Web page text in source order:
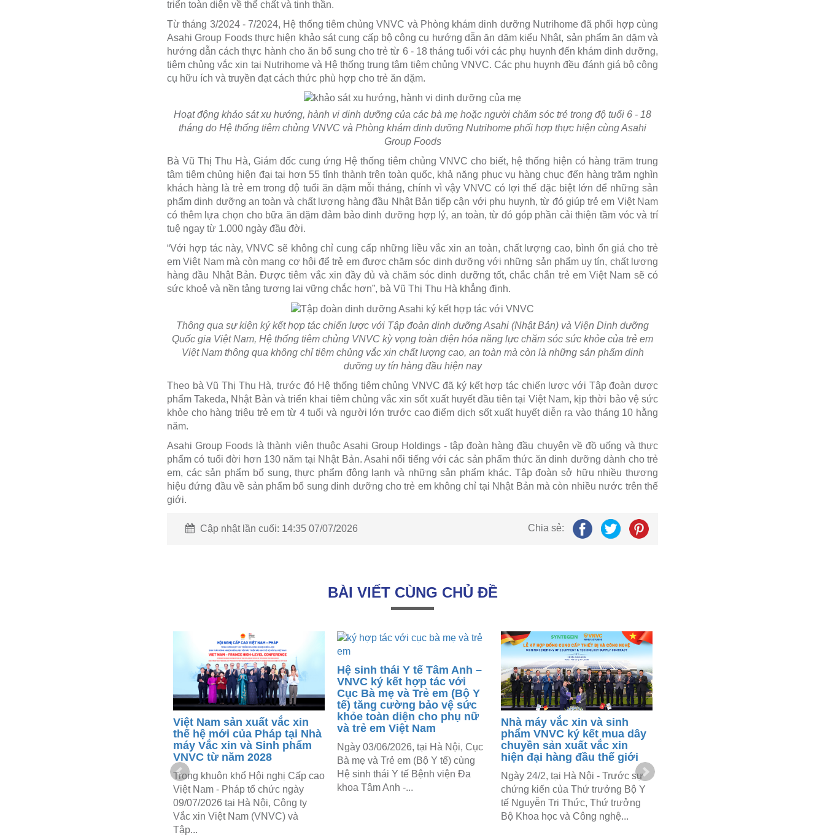
triển toàn diện về thể chất và tinh thần.
Từ tháng 3/2024 - 7/2024, Hệ thống tiêm chủng VNVC và Phòng khám dinh dưỡng Nutrihome đã phối hợp cùng
Asahi Group Foods thực hiện khảo sát cung cấp bộ công cụ hướng dẫn ăn dặm kiểu Nhật, sản phẩm ăn dặm và
hướng dẫn cách thực hành cho ăn bổ sung cho trẻ từ 6 - 18 tháng tuổi với các phụ huynh đến khám dinh dưỡng,
tiêm chủng vắc xin tại Nutrihome và Hệ thống trung tâm tiêm chủng VNVC. Các phụ huynh đều đánh giá bộ công
cụ hữu ích và truyền đạt cách thức phù hợp cho trẻ ăn dặm.
Hoạt động khảo sát xu hướng, hành vi dinh dưỡng của các bà mẹ hoặc người chăm sóc trẻ trong độ tuổi 6 - 18
tháng do Hệ thống tiêm chủng VNVC và Phòng khám dinh dưỡng Nutrihome phối hợp thực hiện cùng Asahi
Group Foods
Bà Vũ Thị Thu Hà, Giám đốc cung ứng Hệ thống tiêm chủng VNVC cho biết, hệ thống hiện có hàng trăm trung
tâm tiêm chủng hiện đại tại hơn 55 tỉnh thành trên toàn quốc, khả năng phục vụ hàng chục đến hàng trăm nghìn
khách hàng là trẻ em trong độ tuổi ăn dặm mỗi tháng, chính vì vậy VNVC có lợi thế đặc biệt lớn để những sản
phẩm dinh dưỡng an toàn và chất lượng hàng đầu Nhật Bản tiếp cận với phụ huynh, từ đó giúp trẻ em Việt Nam
có thêm lựa chọn cho bữa ăn dặm đảm bảo dinh dưỡng hợp lý, an toàn, từ đó góp phần cải thiện tầm vóc và trí
tuệ ngay từ 1.000 ngày đầu đời.
“Với hợp tác này, VNVC sẽ không chỉ cung cấp những liều vắc xin an toàn, chất lượng cao, bình ổn giá cho trẻ
em Việt Nam mà còn mang cơ hội để trẻ em được chăm sóc dinh dưỡng với những sản phẩm uy tín, chất lượng
hàng đầu Nhật Bản. Được tiêm vắc xin đầy đủ và chăm sóc dinh dưỡng tốt, chắc chắn trẻ em Việt Nam sẽ có
sức khoẻ và nền tảng tương lai vững chắc hơn”, bà Vũ Thị Thu Hà khẳng định.
Thông qua sự kiện ký kết hợp tác chiến lược với Tập đoàn dinh dưỡng Asahi (Nhật Bản) và Viện Dinh dưỡng
Quốc gia Việt Nam, Hệ thống tiêm chủng VNVC kỳ vọng toàn diện hóa năng lực chăm sóc sức khỏe của trẻ em
Việt Nam thông qua không chỉ tiêm chủng vắc xin chất lượng cao, an toàn mà còn là những sản phẩm dinh
dưỡng uy tín hàng đầu hiện nay
Theo bà Vũ Thị Thu Hà, trước đó Hệ thống tiêm chủng VNVC đã ký kết hợp tác chiến lược với Tập đoàn dược
phẩm Takeda, Nhật Bản và triển khai tiêm chủng vắc xin sốt xuất huyết đầu tiên tại Việt Nam, kịp thời bảo vệ sức
khỏe cho hàng triệu trẻ em từ 4 tuổi và người lớn trước cao điểm dịch sốt xuất huyết diễn ra vào tháng 10 hằng
năm.
Asahi Group Foods là thành viên thuộc Asahi Group Holdings - tập đoàn hàng đầu chuyên về đồ uống và thực
phẩm có tuổi đời hơn 130 năm tại Nhật Bản. Asahi nổi tiếng với các sản phẩm thức ăn dinh dưỡng dành cho trẻ
em, các sản phẩm bổ sung, thực phẩm đông lạnh và những sản phẩm khác. Tập đoàn sở hữu nhiều thương
hiệu đứng đầu về sản phẩm bổ sung dinh dưỡng cho trẻ em không chỉ tại Nhật Bản mà còn nhiều nước trên thế
giới.
Cập nhật lần cuối: 14:35 07/07/2026 Chia sẻ:
BÀI VIẾT CÙNG CHỦ ĐỀ
Việt Nam sản xuất vắc xin
thế hệ mới của Pháp tại Nhà
máy Vắc xin và Sinh phẩm
VNVC từ năm 2028
Trong khuôn khổ Hội nghị Cấp cao
Việt Nam - Pháp tổ chức ngày
09/07/2026 tại Hà Nội, Công ty
Vắc xin Việt Nam (VNVC) và
Tập...
Hệ sinh thái Y tế Tâm Anh –
VNVC ký kết hợp tác với
Cục Bà mẹ và Trẻ em (Bộ Y
tế) tăng cường bảo vệ sức
khỏe toàn diện cho phụ nữ
và trẻ em Việt Nam
Ngày 03/06/2026, tại Hà Nội, Cục
Bà mẹ và Trẻ em (Bộ Y tế) cùng
Hệ sinh thái Y tế Bệnh viện Đa
khoa Tâm Anh -...
Nhà máy vắc xin và sinh
phẩm VNVC ký kết mua dây
chuyền sản xuất vắc xin
hiện đại hàng đầu thế giới
Ngày 24/2, tại Hà Nội - Trước sự
chứng kiến của Thứ trưởng Bộ Y
tế Nguyễn Tri Thức, Thứ trưởng
Bộ Khoa học và Công nghệ...